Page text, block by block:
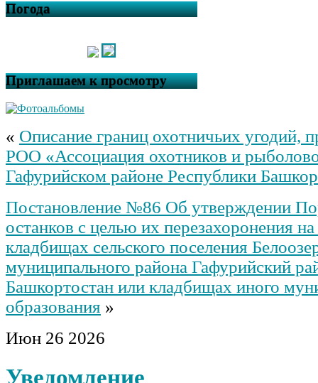
Погода
Приглашаем к просмотру
« Описание границ охотничьих угодий,
РОО «Ассоциация охотников и
Гафурийском районе Республики
Постановление №86 Об утверждении
останков с целью их перезахоронения
кладбищах сельского поселения
муниципального района Гафурийский
Башкортостан или кладбищах иного
образования »
Июн 26 2026
Уведомление